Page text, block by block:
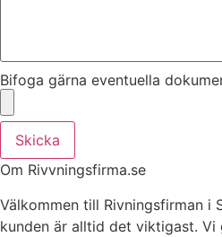
Bifoga gärna eventuella
Skicka
Om Rivvningsfirma.se
Välkommen till Rivningsfirman i
kunden är alltid det viktigast.